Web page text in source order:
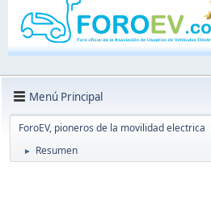
Menú Principal
ForoEV, pioneros de la movilidad electrica
► Resumen